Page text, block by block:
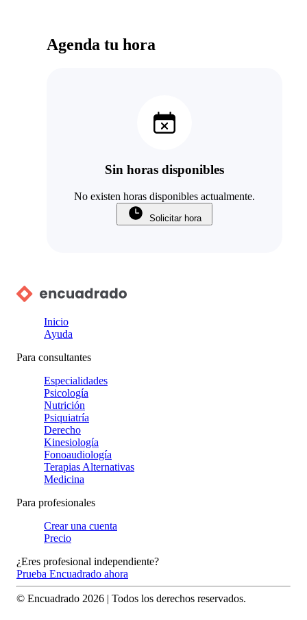
Agenda tu hora
Sin horas disponibles
No existen horas disponibles actualmente.
Solicitar hora
Inicio
Ayuda
Para consultantes
Especialidades
Psicología
Nutrición
Psiquiatría
Derecho
Kinesiología
Fonoaudiología
Terapias Alternativas
Medicina
Para profesionales
Crear una cuenta
Precio
¿Eres profesional independiente?
Prueba Encuadrado ahora
© Encuadrado 2026 | Todos los derechos reservados.